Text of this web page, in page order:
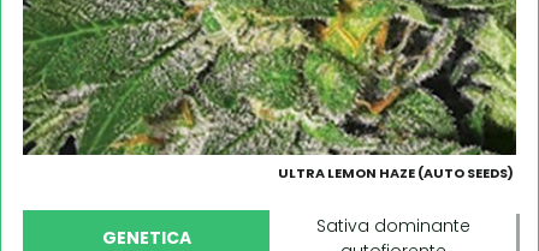
ULTRA LEMON HAZE (AUTO SEEDS)
GENETICA
Sativa dominante